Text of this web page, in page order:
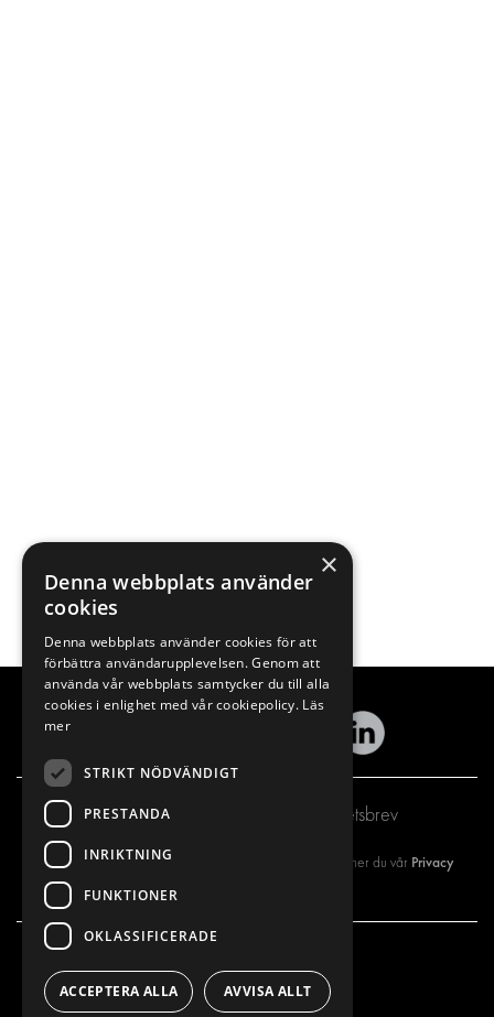
Prenumerera på vårt nyhetsbrev
Genom att registrera dig på vårt nyhetsbrev så godkänner du vår Privacy
VÅRT ERBJUDANDE
INREDNING FÖR SERVICEBILAR
PRODUKTER
INREDNING
×
Denna webbplats använder
cookies
Denna webbplats använder cookies för att
förbättra användarupplevelsen. Genom att
använda vår webbplats samtycker du till alla
cookies i enlighet med vår cookiepolicy. Läs
mer
STRIKT NÖDVÄNDIGT
PRESTANDA
INRIKTNING
FUNKTIONER
OKLASSIFICERADE
ACCEPTERA ALLA AVVISA ALLT